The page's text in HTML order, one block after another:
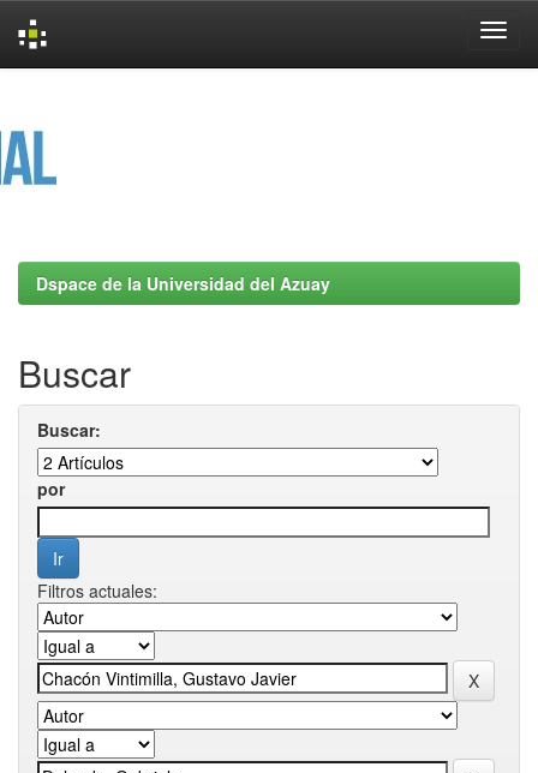
Dspace de la Universidad del Azuay
Buscar
Buscar:
por
Filtros actuales: